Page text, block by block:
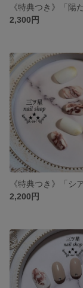
《特典つき》「陽
2,300円
2,200円